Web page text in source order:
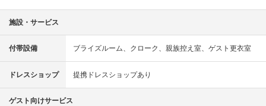
施設・サービス
付帯設備 ブライズルーム クローク 親族控え室 ゲスト更衣室
ドレスショップ 提携ドレスショップあり
ゲスト向けサービス